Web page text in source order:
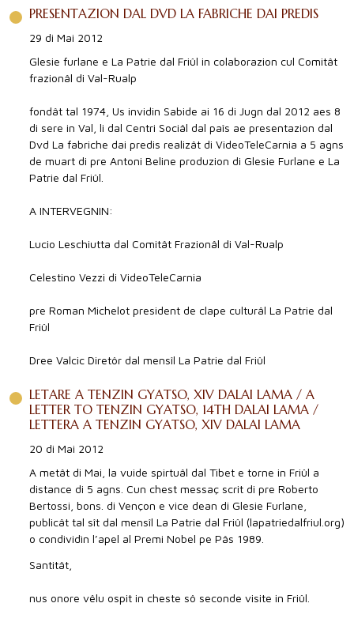
PRESENTAZION DAL DVD LA FABRICHE DAI PREDIS
29 di Mai 2012
Glesie furlane e La Patrie dal Friûl in colaborazion cul Comitât
frazionâl di Val-Rualp
fondât tal 1974, Us invidin Sabide ai 16 di Jugn dal 2012 aes 8
di sere in Val, li dal Centri Sociâl dal paîs ae presentazion dal
Dvd La fabriche dai predis realizât di VideoTeleCarnia a 5 agns
de muart di pre Antoni Beline produzion di Glesie Furlane e La
Patrie dal Friûl.
A INTERVEGNIN:
Lucio Leschiutta dal Comitât Frazionâl di Val-Rualp
Celestino Vezzi di VideoTeleCarnia
pre Roman Michelot president de clape culturâl La Patrie dal
Friûl
Dree Valcic Diretôr dal mensîl La Patrie dal Friûl
LETARE A TENZIN GYATSO, XIV DALAI LAMA / A
LETTER TO TENZIN GYATSO, 14TH DALAI LAMA /
LETTERA A TENZIN GYATSO, XIV DALAI LAMA
20 di Mai 2012
A metât di Mai, la vuide spirtuâl dal Tibet e torne in Friûl a
distance di 5 agns. Cun chest messaç scrit di pre Roberto
Bertossi, bons. di Vençon e vice dean di Glesie Furlane,
publicât tal sît dal mensîl La Patrie dal Friûl (lapatriedalfriul.org)
o condividìn l’apel al Premi Nobel pe Pâs 1989.
Santitât,
nus onore vêlu ospit in cheste sô seconde visite in Friûl.